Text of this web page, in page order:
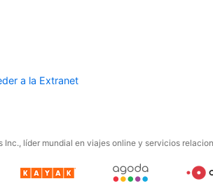
a la Extranet
líder mundial en viajes online y servicios